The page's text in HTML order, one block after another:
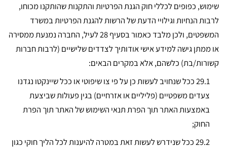
שימוש, כפופים לכללי חוק הגנת הפרטיות והתקנות שהותקנו מכוחו,
לרבות הנחיות וגילויי הדעת של הרשות להגנת הפרטיות במשרד
המשפטים, ולכן מלבד כאמור בסעיף 28 לעיל, החברה נמנעת ממסירה
או ממתן גישה למידע אישי אודותיך לצדדים שלישיים (לרבות חברות
קשורות/בת) כלשהם, אלא במקרים הבאים:
29.1 ככל שנחויב לעשות כן על פי צו שיפוטי או ככל שיינקטו נגדנו
צעדים משפטיים (פליליים או אזרחיים) בגין פעולות שביצעת
באמצעות האתר תוך הפרת תנאי השימוש של האתר תוך הפרת
החוק;
29.2 ככל שנידרש לעשות זאת במטרה להיענות לכל הליך חוקי כגון